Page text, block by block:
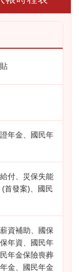
年金、國民年
付、災保失能
首發案)、國民
資補助、國保
年資、國民年
年金保險喪葬
金、國民年金